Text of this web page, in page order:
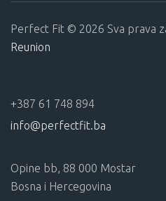
Perfect Fit © 2026 Sva prava
Reunion
+387 61 748 894
info@perfectfit.ba
Opine bb, 88 000 Mostar
Bosna i Hercegovina